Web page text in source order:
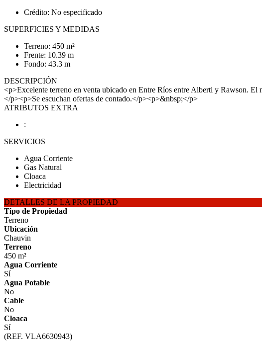
Crédito: No especificado
SUPERFICIES Y MEDIDAS
Terreno: 450 m²
Frente: 10.39 m
Fondo: 43.3 m
DESCRIPCIÓN
<p>Excelente terreno en venta ubicado en Entre Ríos entre Alberti y Rawson.
</p><p>Se escuchan ofertas de contado.</p><p>&nbsp;</p>
ATRIBUTOS EXTRA
:
SERVICIOS
Agua Corriente
Gas Natural
Cloaca
Electricidad
DETALLES DE LA PROPIEDAD
Tipo de Propiedad
Terreno
Ubicación
Chauvin
Terreno
450 m²
Agua Corriente
Sí
Agua Potable
No
Cable
No
Cloaca
Sí
(REF. VLA6630943)